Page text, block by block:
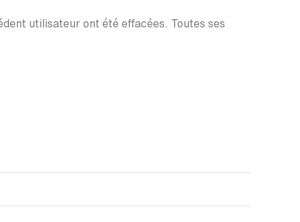
utilisateur ont été effacées. Toutes ses